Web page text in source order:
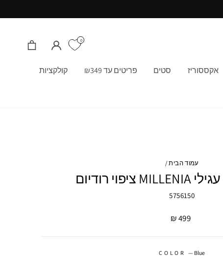
0 התחבר/י
אקססוריז סטים פריטים עד ₪349
קולקציות
עמוד הבית/
5756150
מחיר
499 ₪
COLOR— Blue